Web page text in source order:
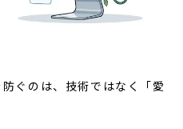
ぐのは、技術ではなく「愛